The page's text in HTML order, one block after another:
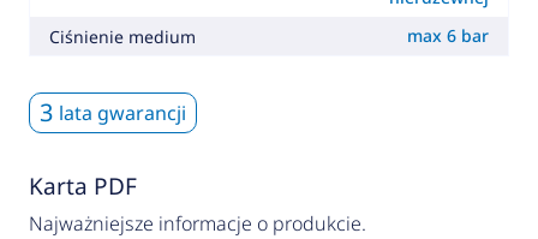
Ciśnienie medium
max 6 bar
3 lata gwarancji
Karta PDF
Najważniejsze informacje o produkcie.